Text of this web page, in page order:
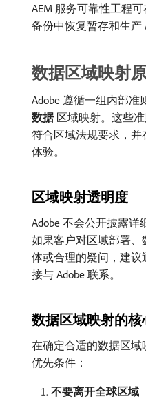
AEM 服务可靠性工程
备份中恢复暂存和生产
数据区域映射
Adobe 遵循一组内部准
数据区域映射。这些
符合区域法规要求，
体验。
区域映射透明度
Adobe 不会公开披露详
如果客户对区域部署
体或合理的疑问，建
接与 Adobe 联系。
数据区域映射的核
在确定合适的数据区域
优先条件：
不要离开全球区域